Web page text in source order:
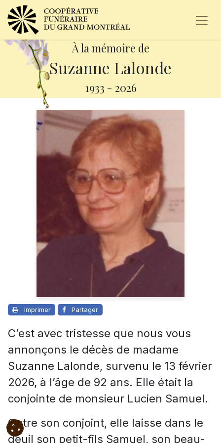
À la mémoire de
Suzanne Lalonde
1933 - 2026
Imprimer Partager
C’est avec tristesse que nous vous
annonçons le décès de madame
Suzanne Lalonde, survenu le 13 février
2026, à l’âge de 92 ans. Elle était la
conjointe de monsieur Lucien Samuel.
Outre son conjoint, elle laisse dans le
deuil son petit-fils Samuel, son beau-